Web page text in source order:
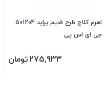
اهرم کلاچ طرح قدیم پراید 501204
جی ای اس پی
275,933تومان